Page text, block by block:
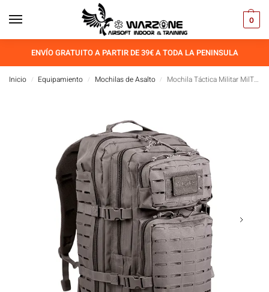
0
ENVÍO GRATUITO A PARTIR DE 39€ A TODA LA PENINSULA
Inicio / Equipamiento / Mochilas de Asalto / Mochila Táctica Militar MilTec Pack US Assault LG Laser Cut